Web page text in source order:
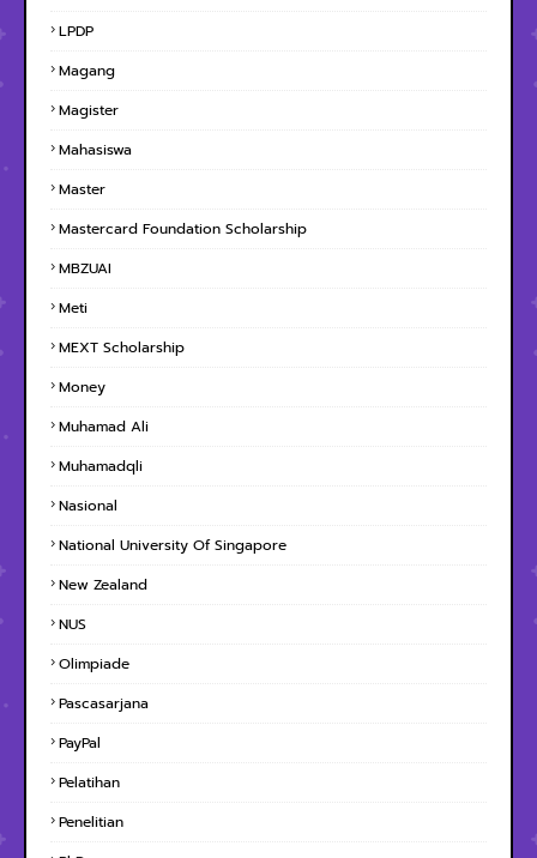
LPDP
Magang
Magister
Mahasiswa
Master
Mastercard Foundation Scholarship
MBZUAI
Meti
MEXT Scholarship
Money
Muhamad Ali
Muhamadqli
Nasional
National University Of Singapore
New Zealand
NUS
Olimpiade
Pascasarjana
PayPal
Pelatihan
Penelitian